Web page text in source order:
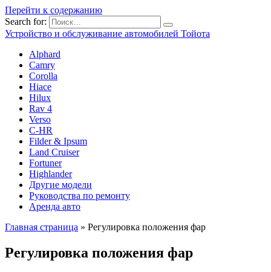
Перейти к содержанию
Search for:
Устройство и обслуживание автомобилей Тойота
Alphard
Camry
Corolla
Hiace
Hilux
Rav 4
Verso
C-HR
Filder & Ipsum
Land Cruiser
Fortuner
Highlander
Другие модели
Руководства по ремонту
Аренда авто
Главная страница » Регулировка положения фар
Регулировка положения фар